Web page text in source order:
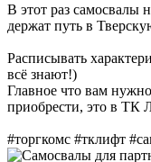
В этот раз самосвалы
держат путь в
Расписывать
всё знают!)
Главное что вам
приобрести, это в
#торгкомс #тклифт